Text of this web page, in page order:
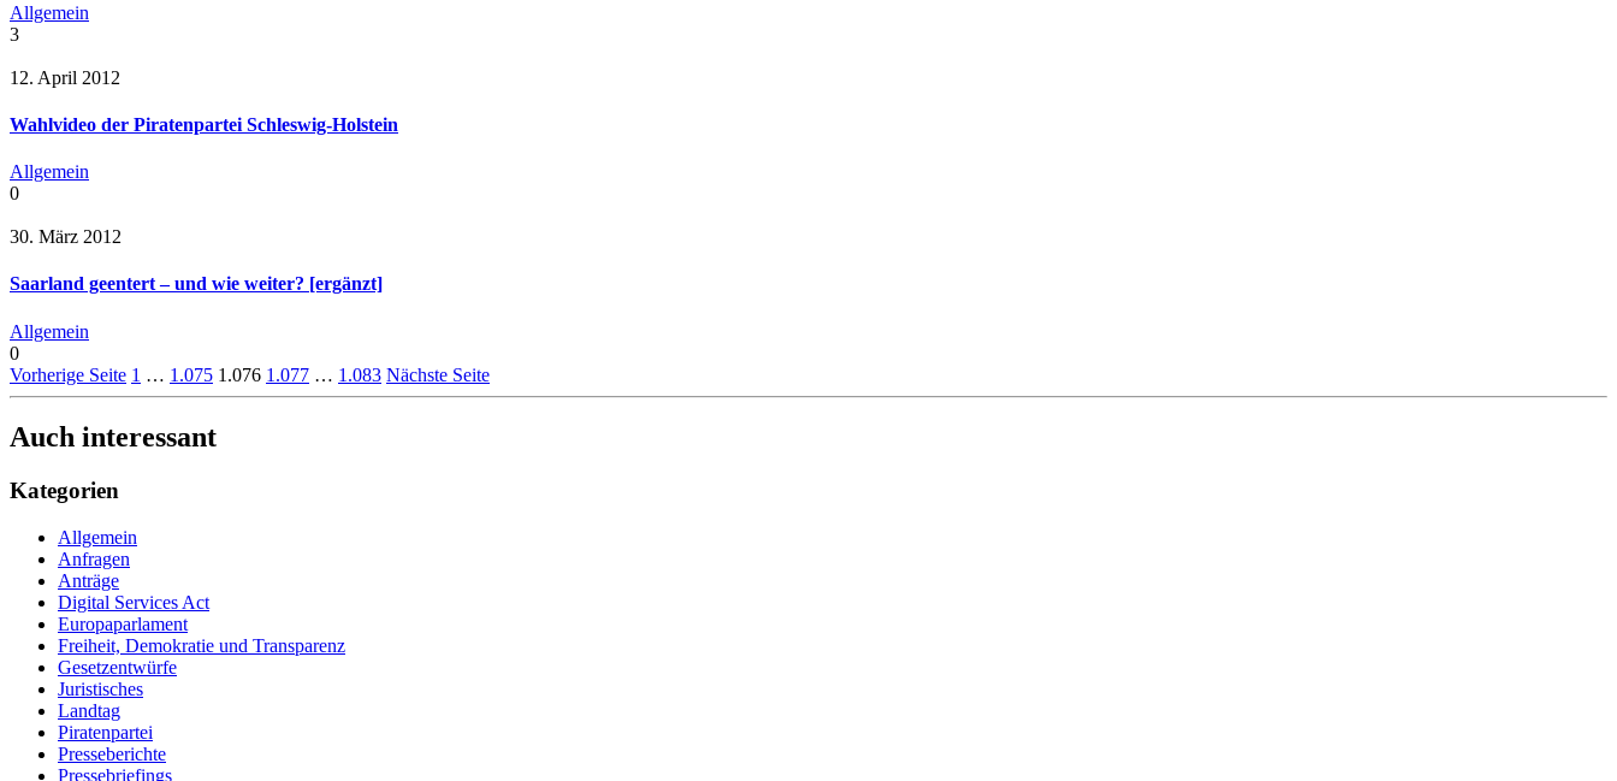
Allgemein
3
12. April 2012
Wahlvideo der Piratenpartei Schleswig-Holstein
Allgemein
0
30. März 2012
Saarland geentert – und wie weiter? [ergänzt]
Allgemein
0
Vorherige Seite 1 … 1.075 1.076 1.077 … 1.083 Nächste Seite
Auch interessant
Kategorien
Allgemein
Anfragen
Anträge
Digital Services Act
Europaparlament
Freiheit, Demokratie und Transparenz
Gesetzentwürfe
Juristisches
Landtag
Piratenpartei
Presseberichte
Pressebriefings